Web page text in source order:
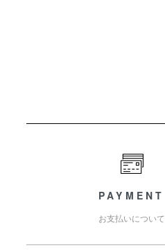
PAYMENT
お支払いについて